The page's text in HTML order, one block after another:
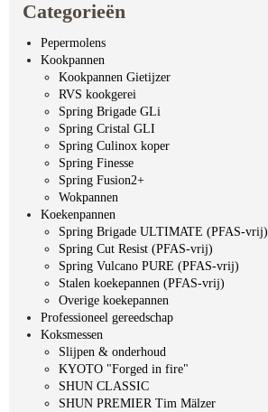
Categorieën
Pepermolens
Kookpannen
Kookpannen Gietijzer
RVS kookgerei
Spring Brigade GLi
Spring Cristal GLI
Spring Culinox koper
Spring Finesse
Spring Fusion2+
Wokpannen
Koekenpannen
Spring Brigade ULTIMATE (PFAS-vrij)
Spring Cut Resist (PFAS-vrij)
Spring Vulcano PURE (PFAS-vrij)
Stalen koekepannen (PFAS-vrij)
Overige koekepannen
Professioneel gereedschap
Koksmessen
Slijpen & onderhoud
KYOTO "Forged in fire"
SHUN CLASSIC
SHUN PREMIER Tim Mälzer